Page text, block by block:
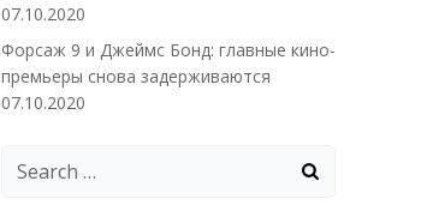
07.10.2020
Форсаж 9 и Джеймс Бонд: главные кино-
премьеры снова задерживаются
07.10.2020
Search